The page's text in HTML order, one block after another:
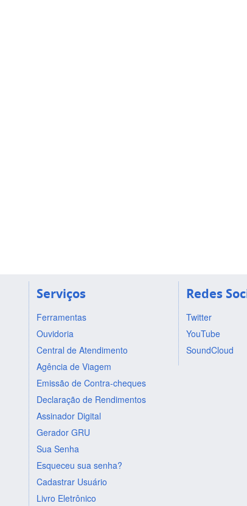
Serviços
Ferramentas
Ouvidoria
Central de Atendimento
Agência de Viagem
Emissão de Contra-cheques
Declaração de Rendimentos
Assinador Digital
Gerador GRU
Sua Senha
Esqueceu sua senha?
Cadastrar Usuário
Livro Eletrônico
Redes
Twitter
YouTube
SoundCloud